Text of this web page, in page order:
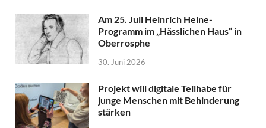
Am 25. Juli Heinrich Heine-
Programm im „Hässlichen Haus“ in
Oberrosphe
30. Juni 2026
Projekt will digitale Teilhabe für
junge Menschen mit Behinderung
stärken